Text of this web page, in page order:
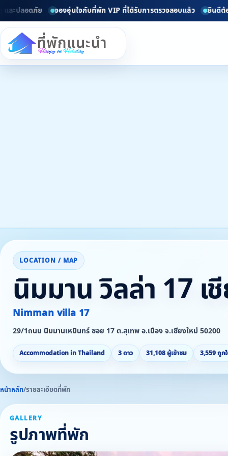
ดภัย จองอุ่นใจกับที่พัก VIP ที่ได้รับการตรวจสอบแล้ว ยินดีต้อนรับทุก
LOCATION / MAP
นิมมาน วิลล่า 17 เ
Nimman villa 17
29/1ถนน นิมมานเหมินทร์ ซอย 17 ต.สุเทพ อ.เมือง จ.เชียงใหม่ 50200
Accommodation in Thailand 3 ดาว 31,108 ผู้เข้าชม 3,559 ถูก
หน้าหลัก/รายละเอียดที่พัก
GALLERY
รูปภาพที่พัก